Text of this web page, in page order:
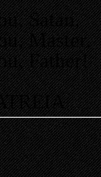
Satan,
Master,
Father!